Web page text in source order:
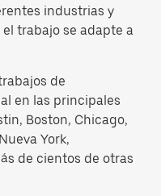
industrias y
trabajo se adapte a
de
en las principales
Boston, Chicago,
York,
de cientos de otras